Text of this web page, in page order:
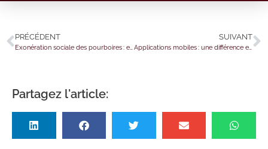
PRÉCÉDENT
Exonération sociale des pourboires : et en 2025 ?
SUIVANT
Applications mobiles : une différence entre la permission et le consentement ?
Partagez l'article: